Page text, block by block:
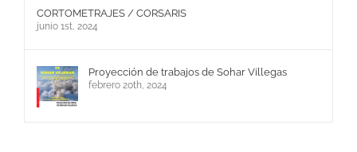
CORTOMETRAJES / CORSARIS
junio 1st, 2024
Proyección de trabajos de Sohar Villegas
febrero 20th, 2024